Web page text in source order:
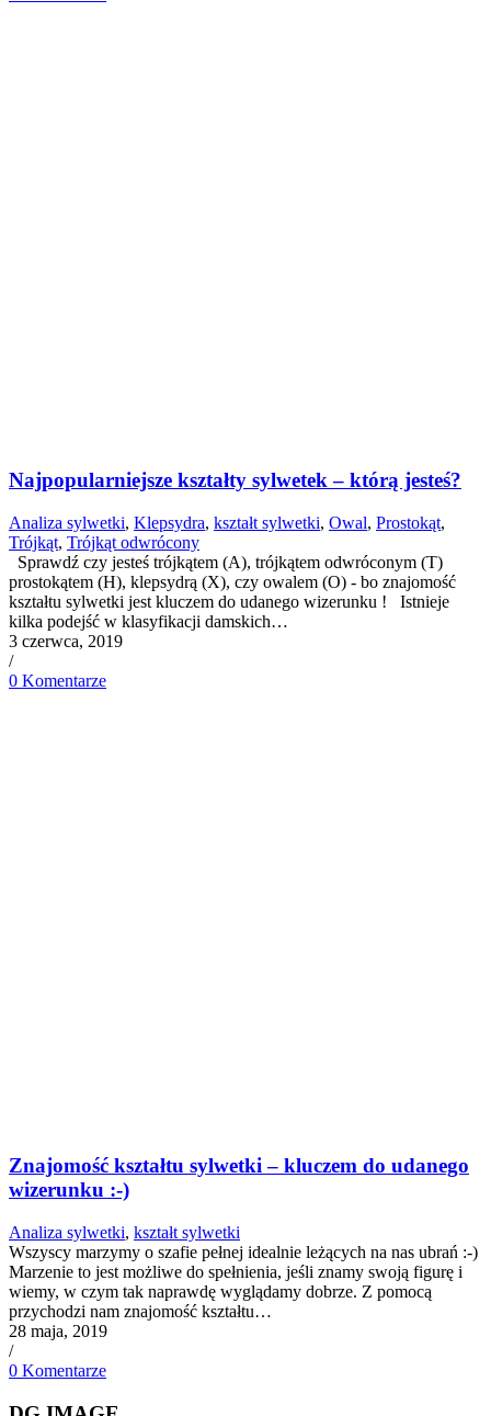
Najpopularniejsze kształty sylwetek – którą jesteś?
Analiza sylwetki, Klepsydra, kształt sylwetki, Owal, Prostokąt,
Trójkąt, Trójkąt odwrócony
Sprawdź czy jesteś trójkątem (A), trójkątem odwróconym (T)
prostokątem (H), klepsydrą (X), czy owalem (O) - bo znajomość
kształtu sylwetki jest kluczem do udanego wizerunku ! Istnieje
kilka podejść w klasyfikacji damskich…
3 czerwca, 2019
/
0 Komentarze
Znajomość kształtu sylwetki – kluczem do udanego
wizerunku :-)
Analiza sylwetki, kształt sylwetki
Wszyscy marzymy o szafie pełnej idealnie leżących na nas ubrań :-)
Marzenie to jest możliwe do spełnienia, jeśli znamy swoją figurę i
wiemy, w czym tak naprawdę wyglądamy dobrze. Z pomocą
przychodzi nam znajomość kształtu…
28 maja, 2019
/
0 Komentarze